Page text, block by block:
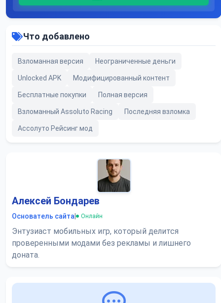
Что добавлено
Взломанная версия Неограниченные деньги
Unlocked APK Модифицированный контент
Бесплатные покупки Полная версия
Взломанный Assoluto Racing Последняя взломка
Ассолуто Рейсинг мод
Алексей Бондарев
Основатель сайта Онлайн
Энтузиаст мобильных игр, который делится
проверенными модами без рекламы и лишнего
доната.